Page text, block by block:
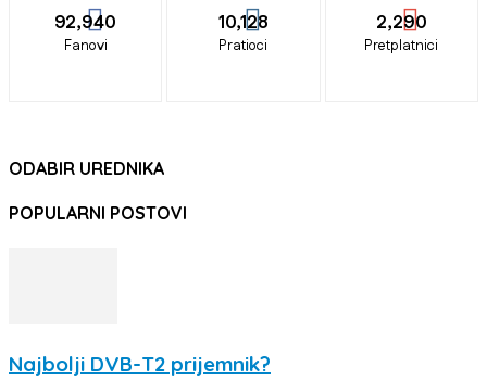
92,940
Fanovi
10,128
Pratioci
2,290
Pretplatnici
ODABIR UREDNIKA
POPULARNI POSTOVI
Najbolji DVB-T2 prijemnik?